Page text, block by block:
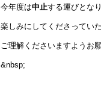
今年度は中止する運びとな
楽しみにしてくださってい
ご理解くださいますようお
&nbsp;